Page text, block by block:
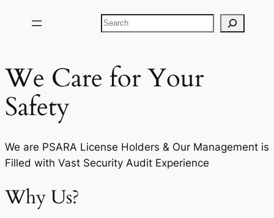
Search
We Care for Your
Safety
We are PSARA License Holders & Our Management is
Filled with Vast Security Audit Experience
Why Us?